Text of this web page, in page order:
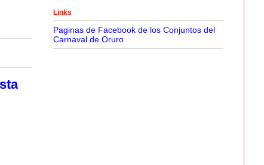
Links
Paginas de Facebook de los Conjuntos del
Carnaval de Oruro